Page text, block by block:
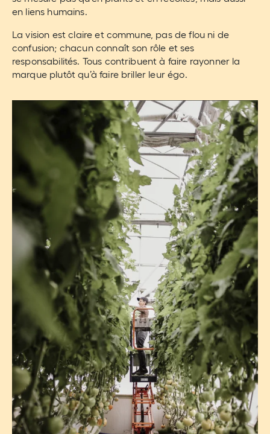
en liens humains.
La vision est claire et commune, pas de flou ni de
confusion; chacun connaît son rôle et ses
responsabilités. Tous contribuent à faire rayonner la
marque plutôt qu’à faire briller leur égo.